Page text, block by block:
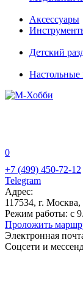
Аксессуары
Детский
Настольные
0
+7 (499) 450-72-12
Telegram
Адрес:
117534, г. Москва,
Режим работы: с
Проложить
Электронная
Соцсети и